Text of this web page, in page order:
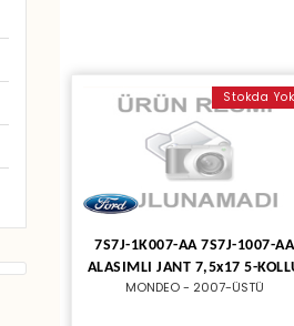
Stokda Yok
7S7J-1K007-AA 7S7J-1007-AA
ALASIMLI JANT 7,5x17 5-
MONDEO - 2007-ÜSTÜ